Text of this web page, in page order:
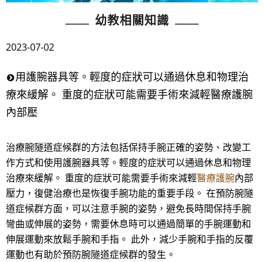
幼教相關知識
2023-07-02
用護腕器具等。輕度的症狀可以通過休息和物理治
療來緩解。 重度的症狀可能需要手術來減輕醫療護腕
內部壓
治療腕隧道症候群的方法包括保持手腕正確的姿勢、改變工
作方式和使用護腕器具等。輕度的症狀可以通過休息和物理
治療來緩解。 重度的症狀可能需要手術來減輕醫療護腕內部
壓力，復健治療也是恢復手腕功能的重要手段。 在預防腕隧
道症候群方面，可以注意手腕的姿勢，避免長時間保持手腕
彎曲或伸展的姿勢，需要休息時可以通過簡單的手腕運動和
伸展運動來放鬆手腕和手指。 此外，減少手腕和手指的反覆
運動也有助於預防腕隧道症候群的發生。